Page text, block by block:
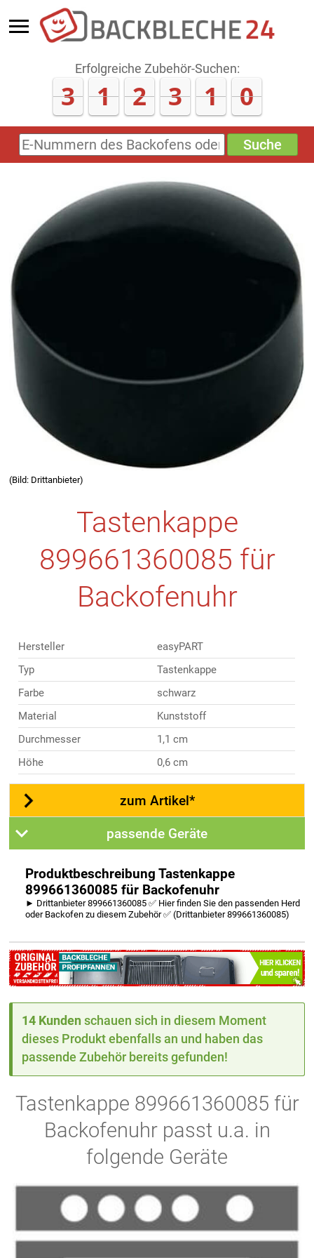
Erfolgreiche Zubehör-Suchen:
3 1 2 3 1 6
E-
Nummern
Sonderzeichen)
Suche
(Bild: Drittanbieter)
Tastenkappe
899661360085 für
Backofenuhr
Hersteller
easyPART
Typ
Tastenkappe
Farbe
schwarz
Material
Kunststoff
Durchmesser
1,1 cm
Höhe
0,6 cm
zum Artikel*
passende Geräte
Produktbeschreibung Tastenkappe
899661360085 für Backofenuhr
► Drittanbieter 899661360085 ✅ Hier finden Sie den passenden Herd
oder Backofen zu diesem Zubehör ✅ (Drittanbieter 899661360085)
14 Kunden schauen sich in diesem Moment
dieses Produkt ebenfalls an und haben das
passende Zubehör bereits gefunden!
Tastenkappe 899661360085 für
Backofenuhr passt u.a. in
folgende Geräte